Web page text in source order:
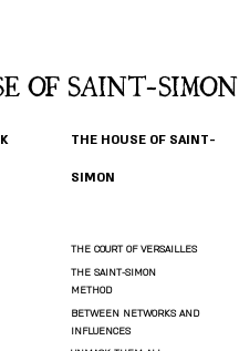
OF SAINT-SIMON
THE HOUSE OF SAINT-
SIMON
THE COURT OF VERSAILLES
THE SAINT-SIMON
METHOD
BETWEEN NETWORKS AND
INFLUENCES